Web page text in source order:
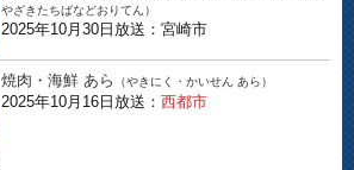
やざきたちばなどおりてん）
2025年10月30日放送：宮崎市
焼肉・海鮮 あら （やきにく・かいせん あら）
2025年10月16日放送： 西都市